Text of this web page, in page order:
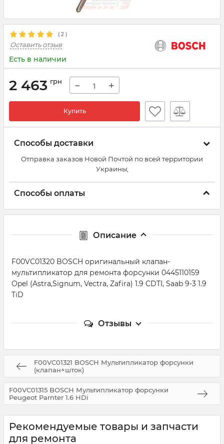
( 2 )
Оставить отзыв
Есть в наличии
2 463 грн − +
Купить
Способы доставки
Отправка заказов Новой Почтой по всей территории
Украины;
Способы оплаты
Описание
F00VC01320 BOSCH оригинальный клапан-
мультипликатор для ремонта форсунки 0445110159
Opel (Astra,Signum, Vectra, Zafira) 1.9 CDTI, Saab 9-3 1.9
TiD
Отзывы
F00VC01321 BOSCH Мультипликатор форсунки
(клапан+шток)
F00VC01315 BOSCH Мультипликатор форсунки
Peugeot Parnter 1.6 HDi
Рекомендуемые товары и запчасти
для ремонта